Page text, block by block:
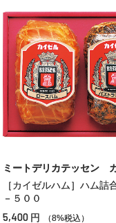
ミートデリカテッセン
［カイゼルハム］ハム
－５００
5,400 円 （8%税込）